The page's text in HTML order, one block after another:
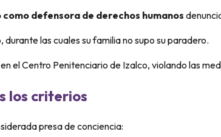
defensora de derechos humanos
durante las cuales su familia no supo su paradero.
en el Centro Penitenciario de Izalco, violando las
los criterios
presa de conciencia: